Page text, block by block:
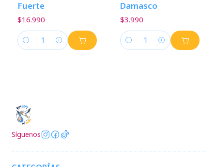
Fuerte
$16.990
Cantidad
Damasco
$3.990
Cantidad
Síguenos